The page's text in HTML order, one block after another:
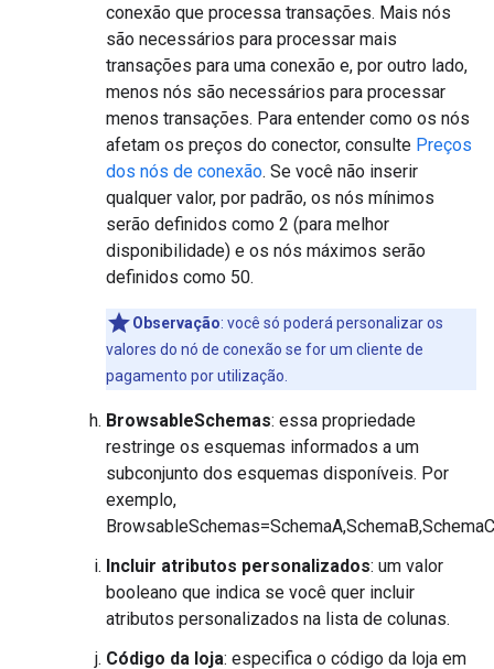
conexão que processa transações. Mais nós
são necessários para processar mais
transações para uma conexão e, por outro lado,
menos nós são necessários para processar
menos transações. Para entender como os nós
afetam os preços do conector, consulte Preços
dos nós de conexão. Se você não inserir
qualquer valor, por padrão, os nós mínimos
serão definidos como 2 (para melhor
disponibilidade) e os nós máximos serão
definidos como 50.
Observação: você só poderá personalizar os
valores do nó de conexão se for um cliente de
pagamento por utilização.
BrowsableSchemas: essa propriedade
restringe os esquemas informados a um
subconjunto dos esquemas disponíveis. Por
exemplo,
Incluir atributos personalizados: um valor
booleano que indica se você quer incluir
atributos personalizados na lista de colunas.
Código da loja: especifica o código da loja em